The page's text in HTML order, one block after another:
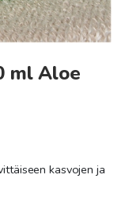
ml Aloe
kasvojen ja